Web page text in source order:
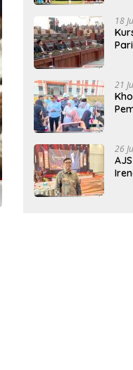
18
21
26